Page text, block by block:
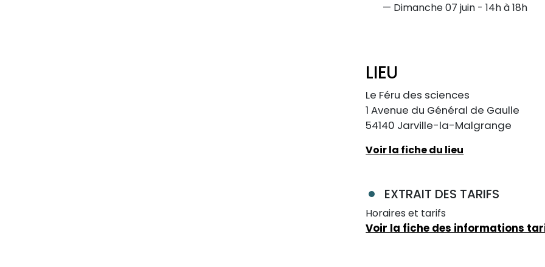
Dimanche 07 juin - 14h à 18h
LIEU
Le Féru des sciences
1 Avenue du Général de Gaulle
54140 Jarville-la-Malgrange
Voir la fiche du lieu
EXTRAIT DES TARIFS
Horaires et tarifs
Voir la fiche des informations